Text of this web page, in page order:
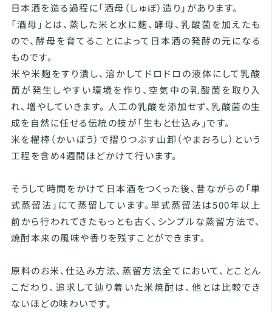
日本酒を造る過程に「酒母（しゅぼ）造り」があります。
「酒母」とは、蒸した米と水に麹、酵母、乳酸菌を加えたも
ので、酵母を育てることによって日本酒の発酵の元になる
ものです。
米や米麹をすり潰し、溶かしてドロドロの液体にして乳酸
菌が発生しやすい環境を作り、空気中の乳酸菌を取り入
れ、増やしていきます。 人工の乳酸を添加せず、乳酸菌の生
成を自然に任せる伝統の技が「生もと仕込み」です。
米を櫂棒（かいぼう）で摺りつぶす山卸（やまおろし）という
工程を含め4週間ほどかけて行います。
そうして時間をかけて日本酒をつくった後、昔ながらの「単
式蒸留法」にて蒸留しています。単式蒸留法は500年以上
前から行われてきたもっとも古く、シンプルな蒸留方法で、
焼酎本来の風味や香りを残すことができます。
原料のお米、仕込み方法、蒸留方法全てにおいて、とことん
こだわり、追求して辿り着いた米焼酎は、他とは比較でき
ないほどの味わいです。